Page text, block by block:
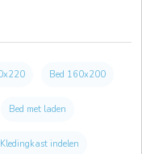
Bed 160x200
Bed met laden
Kledingkast indelen